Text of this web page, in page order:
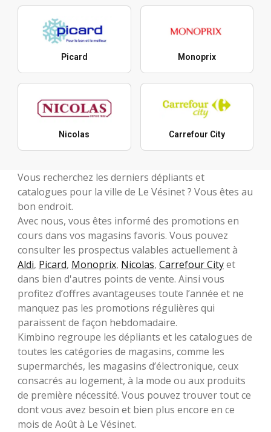
Picard Monoprix
Nicolas Carrefour City
Vous recherchez les derniers dépliants et
catalogues pour la ville de Le Vésinet ? Vous êtes au
bon endroit.
Avec nous, vous êtes informé des promotions en
cours dans vos magasins favoris. Vous pouvez
consulter les prospectus valables actuellement à
Aldi, Picard, Monoprix, Nicolas, Carrefour Cityet
dans bien d'autres points de vente. Ainsi vous
profitez d’offres avantageuses toute l’année et ne
manquez pas les promotions régulières qui
paraissent de façon hebdomadaire.
Kimbino regroupe les dépliants et les catalogues de
toutes les catégories de magasins, comme les
supermarchés, les magasins d’électronique, ceux
consacrés au logement, à la mode ou aux produits
de première nécessité. Vous pouvez trouver tout ce
dont vous avez besoin et bien plus encore en ce
mois de Août à Le Vésinet.